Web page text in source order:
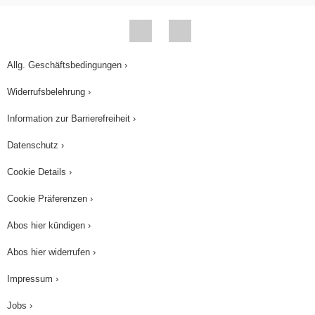
Treffen mit einer Stimme sprechen. Fassen wir
die Aufgaben der Kommission noch einmal
zusammen. Sie macht Vorschläge für neue EU-
EU, sie überwacht die EU-Politik und sie ist
Sprecherin der Europäischen Union.
Allg. Geschäftsbedingungen ›
Widerrufsbelehrung ›
Information zur Barrierefreiheit ›
Datenschutz ›
Cookie Details ›
Cookie Präferenzen ›
Abos hier kündigen ›
Abos hier widerrufen ›
Impressum ›
Jobs ›